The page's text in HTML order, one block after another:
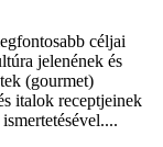
céljai
jelenének és
(gourmet)
italok receptjeinek